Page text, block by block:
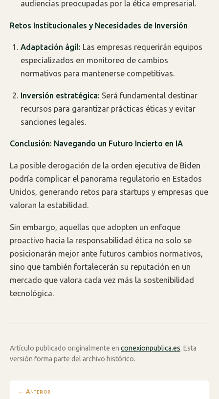
audiencias preocupadas por la ética empresarial.
Retos Institucionales y Necesidades de Inversión
Adaptación ágil: Las empresas requerirán equipos
especializados en monitoreo de cambios
normativos para mantenerse competitivas.
Inversión estratégica: Será fundamental destinar
recursos para garantizar prácticas éticas y evitar
sanciones legales.
Conclusión: Navegando un Futuro Incierto en IA
La posible derogación de la orden ejecutiva de Biden
podría complicar el panorama regulatorio en Estados
Unidos, generando retos para startups y empresas que
valoran la estabilidad.
Sin embargo, aquellas que adopten un enfoque
proactivo hacia la responsabilidad ética no solo se
posicionarán mejor ante futuros cambios normativos,
sino que también fortalecerán su reputación en un
mercado que valora cada vez más la sostenibilidad
tecnológica.
Artículo publicado originalmente en conexionpublica.es. Esta
versión forma parte del archivo histórico.
← Anterior